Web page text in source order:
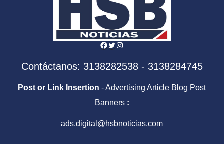
Facebook
Twitter
Instagram
Contáctanos: 3138282538 - 3138284745
Post or Link Insertion - Advertising Article Blog Post
Banners :
ads.digital@hsbnoticias.com